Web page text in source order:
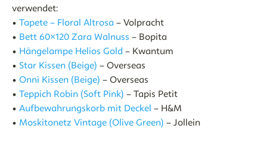
verwendet:
• Tapete – Floral Altrosa – Volpracht
• Bett 60×120 Zara Walnuss – Bopita
• Hängelampe Helios Gold – Kwantum
• Star Kissen (Beige) – Overseas
• Onni Kissen (Beige) – Overseas
• Teppich Robin (Soft Pink) – Tapis Petit
• Aufbewahrungskorb mit Deckel – H&M
• Moskitonetz Vintage (Olive Green) – Jollein